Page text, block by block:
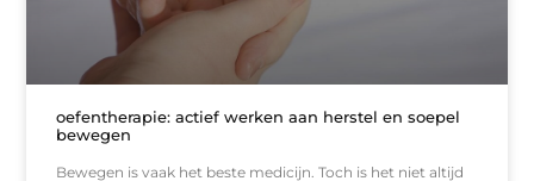
oefentherapie: actief werken aan herstel en soepel
bewegen
Bewegen is vaak het beste medicijn. Toch is het niet altijd